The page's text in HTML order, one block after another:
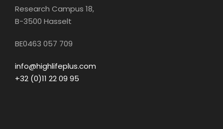
Research Campus 18,
B-3500 Hasselt
BE0463 057 709
info@highlifeplus.com
+32 (0)11 22 09 95